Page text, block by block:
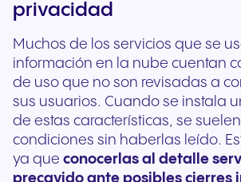
privacidad
Muchos de los servicios que se
información en la nube cuentan
de uso que no son revisadas a
sus usuarios. Cuando se instala
de estas características, se
condiciones sin haberlas leído.
ya que conocerlas al detalle
precavido ante posibles cierres